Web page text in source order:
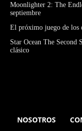
Moonlighter 2: The
septiembre
El próximo juego de los
Star Ocean The Second
clásico
NOSOTROS